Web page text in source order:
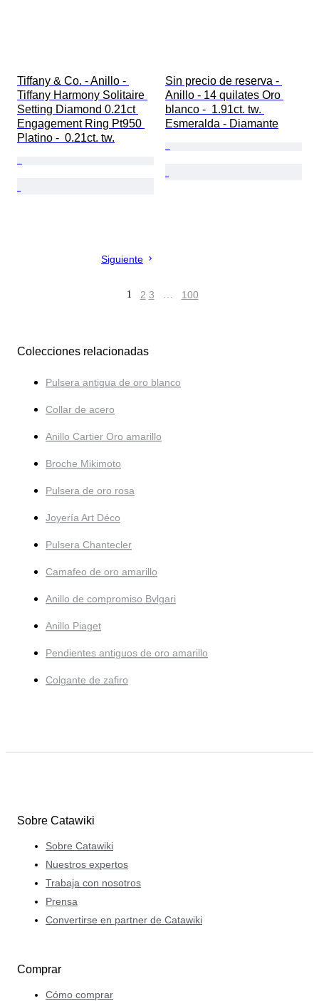
Tiffany & Co. - Anillo -
Tiffany Harmony Solitaire
Setting Diamond 0.21ct
Engagement Ring Pt950
Platino -  0.21ct. tw.
Sin precio de reserva -
Anillo - 14 quilates Oro
blanco -  1.91ct. tw.
Esmeralda - Diamante
Siguiente
1 2 3 … 100
Colecciones relacionadas
Pulsera antigua de oro blanco
Collar de acero
Anillo Cartier Oro amarillo
Broche Mikimoto
Pulsera de oro rosa
Joyería Art Déco
Pulsera Chantecler
Camafeo de oro amarillo
Anillo de compromiso Bvlgari
Anillo Piaget
Pendientes antiguos de oro amarillo
Colgante de zafiro
Sobre Catawiki
Sobre Catawiki
Nuestros expertos
Trabaja con nosotros
Prensa
Convertirse en partner de Catawiki
Comprar
Cómo comprar